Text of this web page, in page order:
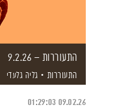
התעוררות – 9.2.26
התעוררות גליה גלעדי
09.02.26
01:29:03